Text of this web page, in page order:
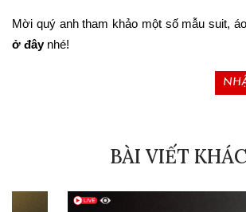
ở đây nhé!
BÀI VIẾT KHÁC